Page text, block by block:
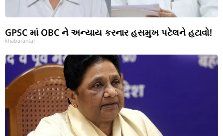
GPSC માં OBC ને અન્યાય કરનાર હસમુખ પટેલને હટાવો!
khabarantar